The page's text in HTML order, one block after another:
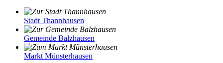
Stadt Thannhausen
Gemeinde Balzhausen
Markt Münsterhausen